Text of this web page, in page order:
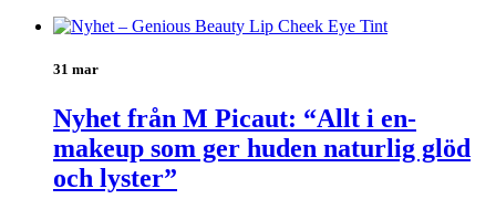
31 mar
Nyhet från M Picaut: “Allt i en-
makeup som ger huden naturlig glöd
och lyster”